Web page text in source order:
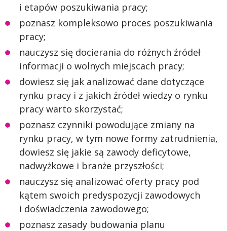
i etapów poszukiwania pracy;
poznasz kompleksowo proces poszukiwania
pracy;
nauczysz się docierania do różnych źródeł
informacji o wolnych miejscach pracy;
dowiesz się jak analizować dane dotyczące
rynku pracy i z jakich źródeł wiedzy o rynku
pracy warto skorzystać;
poznasz czynniki powodujące zmiany na
rynku pracy, w tym nowe formy zatrudnienia,
dowiesz się jakie są zawody deficytowe,
nadwyżkowe i branże przyszłości;
nauczysz się analizować oferty pracy pod
kątem swoich predyspozycji zawodowych
i doświadczenia zawodowego;
poznasz zasady budowania planu